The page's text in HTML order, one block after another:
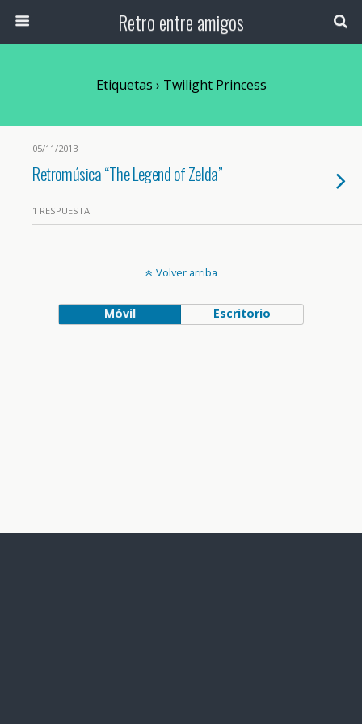
Retro entre amigos
Etiquetas › Twilight Princess
05/11/2013
Retromúsica “The Legend of Zelda”
1 RESPUESTA
Volver arriba
Móvil Escritorio